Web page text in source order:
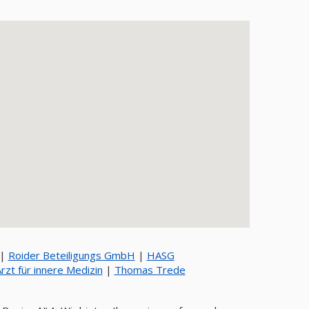
Roider Beteiligungs GmbH | HASG
für innere Medizin | Thomas Trede